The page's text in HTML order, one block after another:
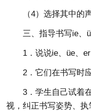
（4）选择其中的声
三、指导书写ie、
1．说说ie、üe、er
2．它们在书写时应
3．学生自己试着在
视，纠正书写姿势、